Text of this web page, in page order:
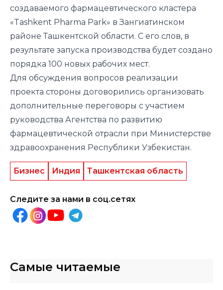
создаваемого фармацевтического кластера
«Tashkent Pharma Park» в Зангиатинском
районе Ташкентской области. С его слов, в
результате запуска производства будет создано
порядка 100 новых рабочих мест.
Для обсуждения вопросов реализации
проекта стороны договорились организовать
дополнительные переговоры с участием
руководства Агентства по развитию
фармацевтической отрасли при Министерстве
здравоохранения Республики Узбекистан.
Бизнес Индия Ташкентская область
Следите за нами в соц.сетях
Самые читаемые